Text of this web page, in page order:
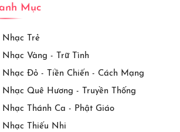
Mục
Nhạc Trẻ
Nhạc Vàng - Trữ Tình
Nhạc Đỏ - Tiền Chiến - Cách Mạng
Nhạc Quê Hương - Truyền Thống
Nhạc Thánh Ca - Phật Giáo
Nhạc Thiếu Nhi